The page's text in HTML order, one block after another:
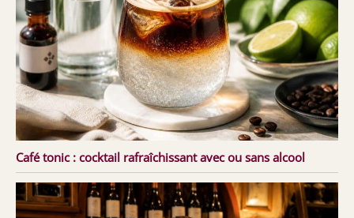
Café tonic : cocktail rafraîchissant avec ou sans alcool